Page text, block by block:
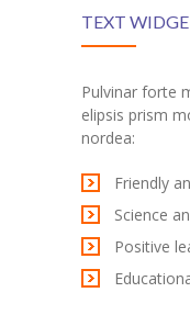
TEXT
Pulvinar forte
elipsis prism
nordea:
Friendly
Science
Positive